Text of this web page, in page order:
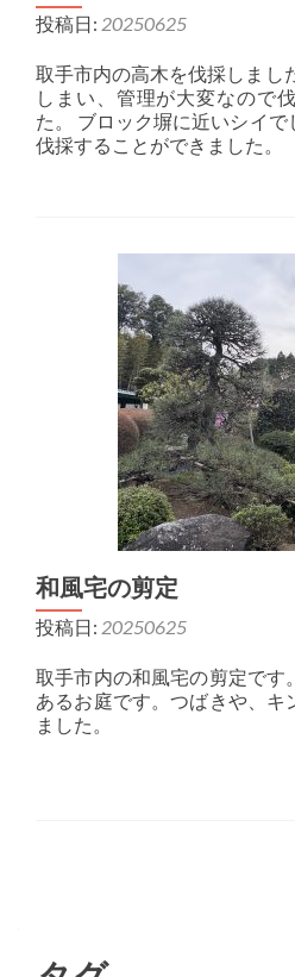
投稿日: 20250625
取手市内の高木を伐採しまし
しまい、管理が大変なので
た。 ブロック塀に近いシイ
伐採することができました。
和風宅の剪定
投稿日: 20250625
取手市内の和風宅の剪定です
あるお庭です。つばきや、キ
ました。